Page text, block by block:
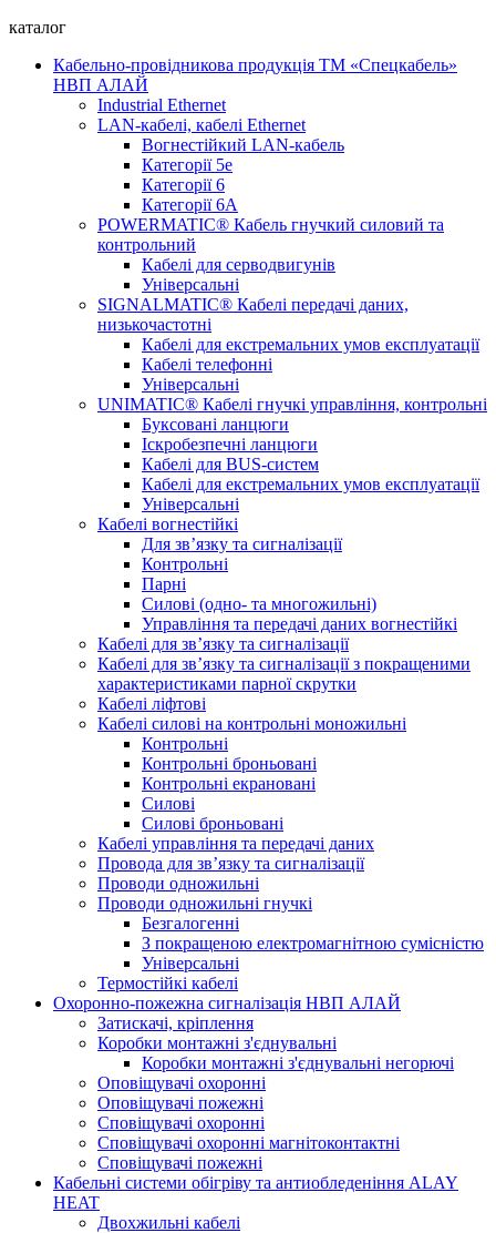
каталог
Кабельно-провідникова продукція ТМ «Спецкабель»
НВП АЛАЙ
Industrial Ethernet
LAN-кабелі, кабелі Ethernet
Вогнестійкий LAN-кабель
Категорії 5е
Категорії 6
Категорії 6А
POWERMATIC® Кабель гнучкий силовий та
контрольний
Кабелі для серводвигунів
Універсальні
SIGNALMATIC® Кабелі передачі даних,
низькочастотні
Кабелі для екстремальних умов експлуатації
Кабелі телефонні
Універсальні
UNIMATIC® Кабелі гнучкі управління, контрольні
Буксовані ланцюги
Іскробезпечні ланцюги
Кабелі для BUS-систем
Кабелі для екстремальних умов експлуатації
Універсальні
Кабелі вогнестійкі
Для зв’язку та сигналізації
Контрольні
Парні
Силові (одно- та многожильні)
Управління та передачі даних вогнестійкі
Кабелі для зв’язку та сигналізації
Кабелі для зв’язку та сигналізації з покращеними
характеристиками парної скрутки
Кабелі ліфтові
Кабелі силові на контрольні моножильні
Контрольні
Контрольні броньовані
Контрольні екрановані
Силові
Силові броньовані
Кабелі управління та передачі даних
Провода для зв’язку та сигналізації
Проводи одножильні
Проводи одножильні гнучкі
Безгалогенні
З покращеною електромагнітною сумісністю
Універсальні
Термостійкі кабелі
Охоронно-пожежна сигналізація НВП АЛАЙ
Затискачі, кріплення
Коробки монтажні з'єднувальні
Коробки монтажні з'єднувальні негорючі
Оповіщувачі охоронні
Оповіщувачі пожежні
Сповіщувачі охоронні
Сповіщувачі охоронні магнітоконтактні
Сповіщувачі пожежні
Кабельні системи обігріву та антиобледеніння ALAY
HEAT
Двохжильні кабелі